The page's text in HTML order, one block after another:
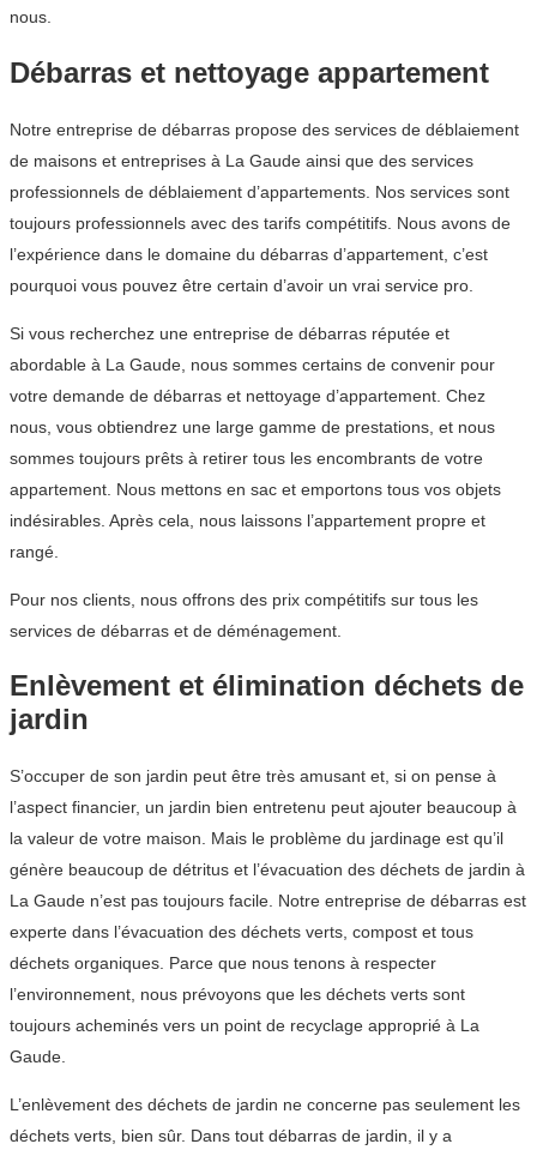
nous.
Débarras et nettoyage appartement
Notre entreprise de débarras propose des services de déblaiement
de maisons et entreprises à La Gaude ainsi que des services
professionnels de déblaiement d’appartements. Nos services sont
toujours professionnels avec des tarifs compétitifs. Nous avons de
l’expérience dans le domaine du débarras d’appartement, c’est
pourquoi vous pouvez être certain d’avoir un vrai service pro.
Si vous recherchez une entreprise de débarras réputée et
abordable à La Gaude, nous sommes certains de convenir pour
votre demande de débarras et nettoyage d’appartement. Chez
nous, vous obtiendrez une large gamme de prestations, et nous
sommes toujours prêts à retirer tous les encombrants de votre
appartement. Nous mettons en sac et emportons tous vos objets
indésirables. Après cela, nous laissons l’appartement propre et
rangé.
Pour nos clients, nous offrons des prix compétitifs sur tous les
services de débarras et de déménagement.
Enlèvement et élimination déchets de
jardin
S’occuper de son jardin peut être très amusant et, si on pense à
l’aspect financier, un jardin bien entretenu peut ajouter beaucoup à
la valeur de votre maison. Mais le problème du jardinage est qu’il
génère beaucoup de détritus et l’évacuation des déchets de jardin à
La Gaude n’est pas toujours facile. Notre entreprise de débarras est
experte dans l’évacuation des déchets verts, compost et tous
déchets organiques. Parce que nous tenons à respecter
l’environnement, nous prévoyons que les déchets verts sont
toujours acheminés vers un point de recyclage approprié à La
Gaude.
L’enlèvement des déchets de jardin ne concerne pas seulement les
déchets verts, bien sûr. Dans tout débarras de jardin, il y a